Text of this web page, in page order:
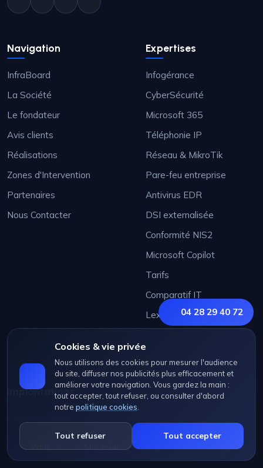
04 28 29 40 72
Cookies & vie privée
Nous utilisons des cookies pour mesurer l'audience
du site, diffuser nos publicités plus efficacement et
améliorer votre navigation. Vous gardez la main :
tout accepter, tout refuser, ou consulter d'abord
notre politique cookies
Tout refuser Tout accepter
Navigation
InfraBoard
La Société
Le fondateur
Avis clients
Réalisations
Zones d'Intervention
Partenaires
Nous Contacter
Expertises
Infogérance
CyberSécurité
Microsoft 365
Téléphonie IP
Réseau & MikroTik
Pare-feu entreprise
Antivirus EDR
DSI externalisée
Conformité NIS2
Microsoft Copilot
Tarifs
Comparatif IT
Lexique IT
Implantations
Paris Marseille Lyon + Tout voir